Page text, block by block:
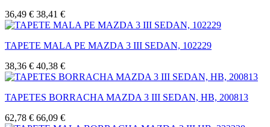
36,49 € 38,41 €
TAPETE MALA PE MAZDA 3 III SEDAN, 102229
38,36 € 40,38 €
TAPETES BORRACHA MAZDA 3 III SEDAN, HB, 200813
62,78 € 66,09 €